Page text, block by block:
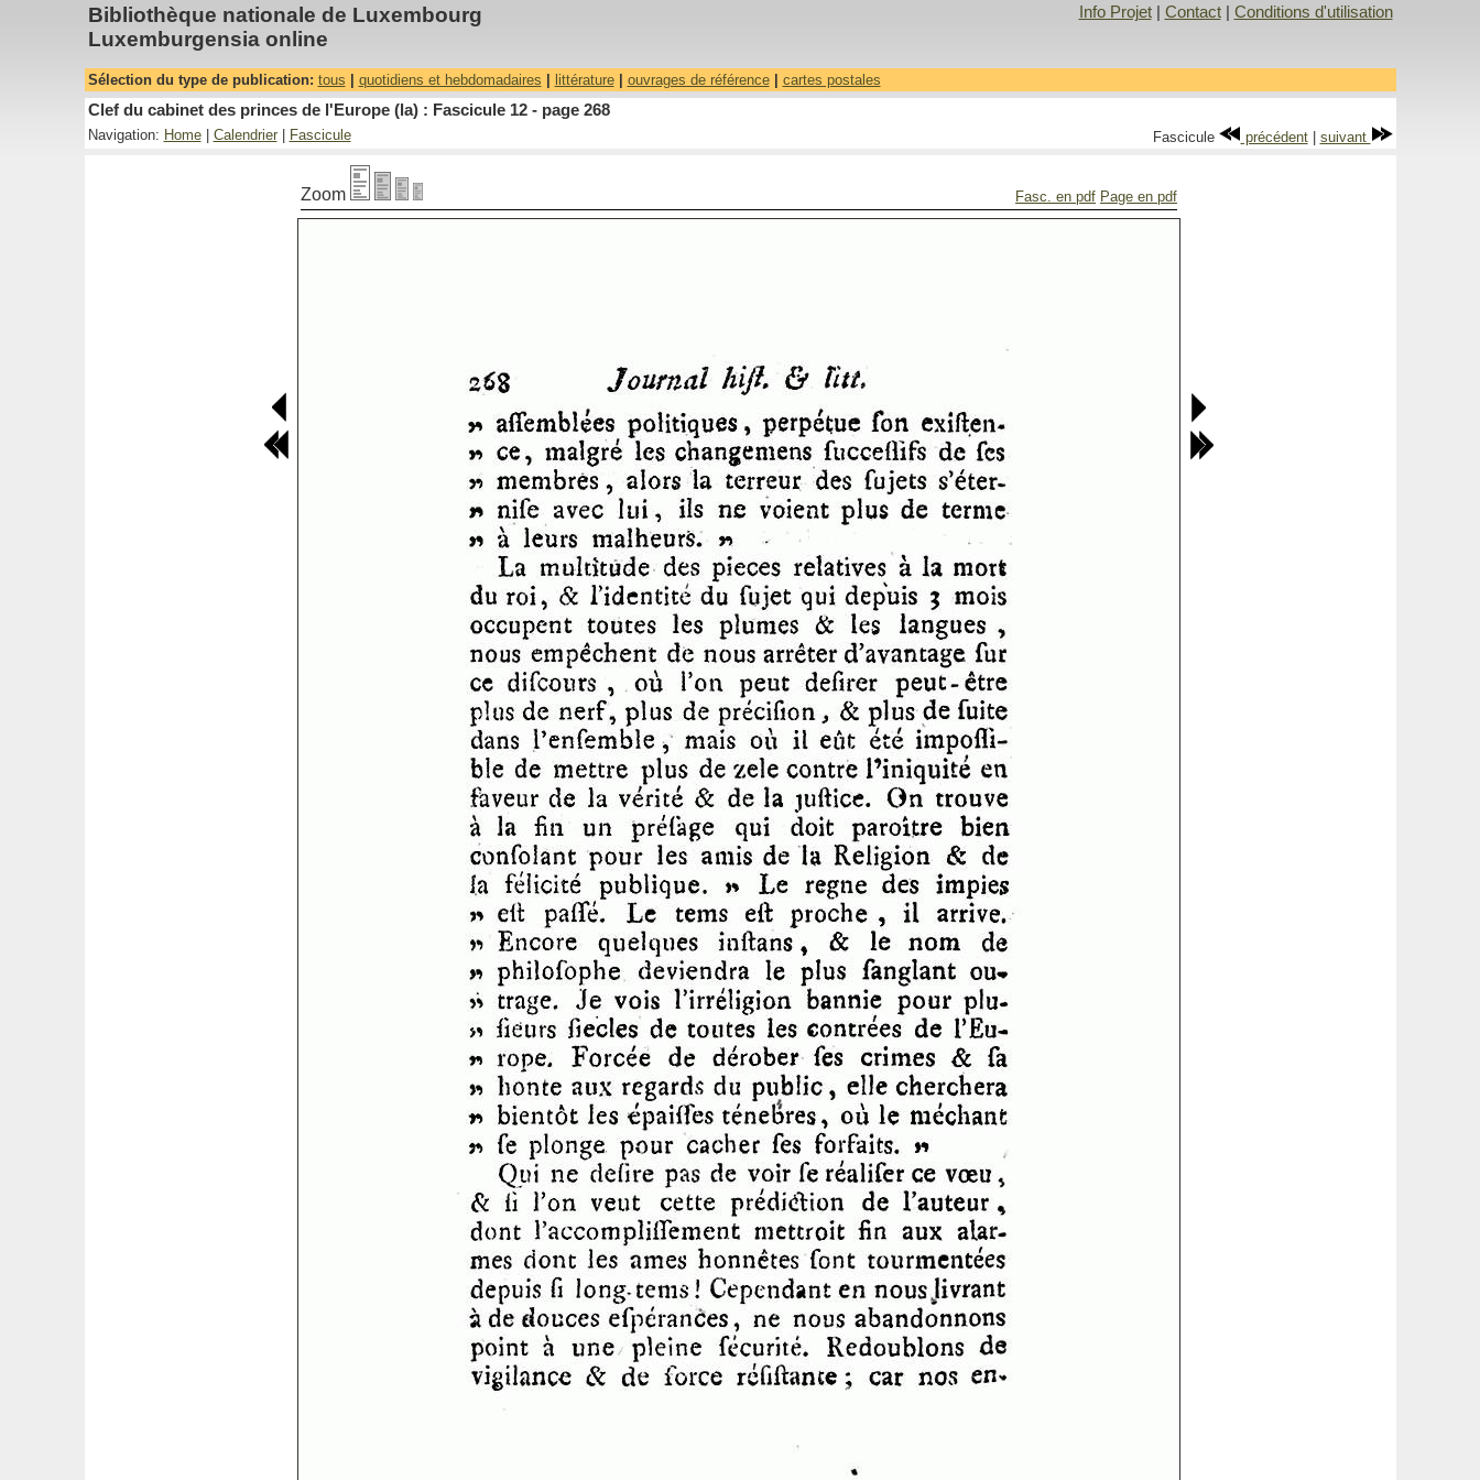
Bibliothèque nationale de Luxembourg
Luxemburgensia online
Info Projet| Contact| Conditions d'utilisation
Sélection du type de publication: tous quotidiens et hebdomadaires littérature| ouvrages de référence| cartes postales
Clef du cabinet des princes de l'Europe (la) : Fascicule 12 - page 268
Navigation: Home| Calendrier| Fascicule Fascicule précédent| suivant
Zoom Fasc. en pdf Page en pdf